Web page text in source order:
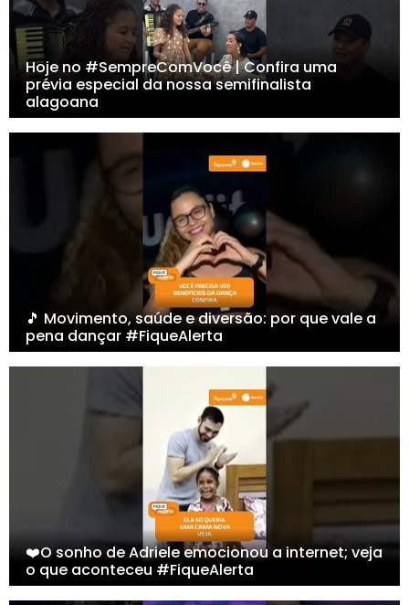
Hoje no #SempreComVocê | Confira uma
prévia especial da nossa semifinalista
alagoana
🎵 Movimento, saúde e diversão: por que vale a
pena dançar #FiqueAlerta
❤️O sonho de Adriele emocionou a internet; veja
o que aconteceu #FiqueAlerta